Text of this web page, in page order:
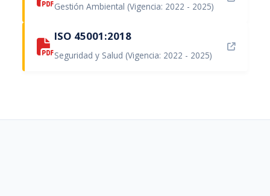
Gestión Ambiental (Vigencia: 2022 - 2025)
ISO 45001:2018
Seguridad y Salud (Vigencia: 2022 - 2025)